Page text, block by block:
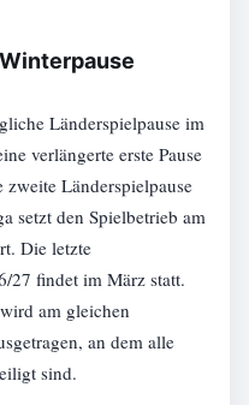
Länderspielpause im
verlängerte erste Pause
zweite Länderspielpause
setzt den Spielbetrieb am
Die letzte
27 findet im März statt.
am gleichen
an dem alle
sind.